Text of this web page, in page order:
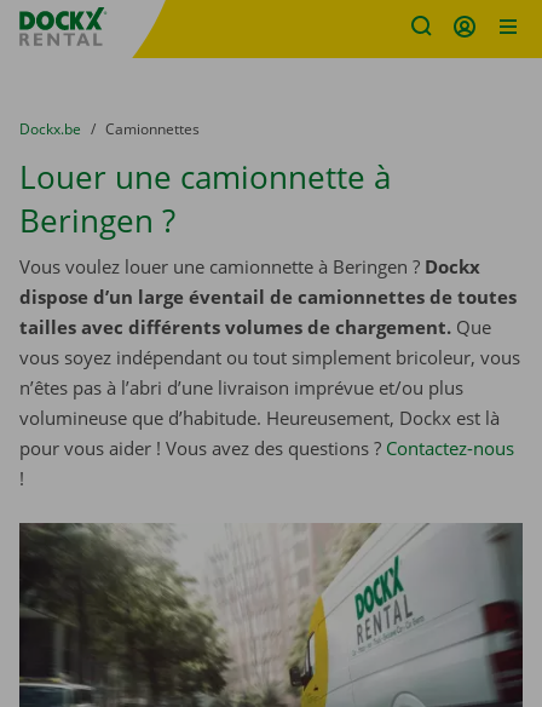
sitename
You are here:
du
Dockx.be to
Camionnettes
Louer une camionnette à
Beringen ?
Vous voulez louer une camionnette à Beringen ? Dockx
dispose d’un large éventail de camionnettes de toutes
tailles avec différents volumes de chargement. Que
vous soyez indépendant ou tout simplement bricoleur, vous
n’êtes pas à l’abri d’une livraison imprévue et/ou plus
volumineuse que d’habitude. Heureusement, Dockx est là
pour vous aider ! Vous avez des questions ? Contactez-nous
!